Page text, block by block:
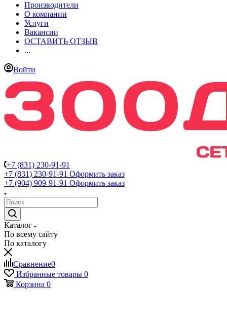
Производители
О компании
Услуги
Вакансии
ОСТАВИТЬ ОТЗЫВ
...
Войти
+7 (831) 230-91-91
+7 (831) 230-91-91 Оформить заказ
+7 (904) 909-91-91 Оформить заказ
Каталог
По всему сайту
По каталогу
Сравнение0
Избранные товары 0
Корзина 0